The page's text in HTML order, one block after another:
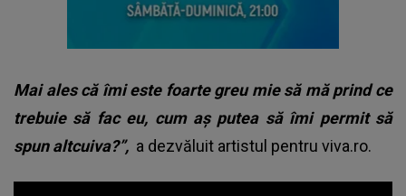
Mai ales că îmi este foarte greu mie să mă prind ce
trebuie să fac eu, cum aș putea să îmi permit să
spun altcuiva?”, a dezvăluit artistul pentru viva.ro.